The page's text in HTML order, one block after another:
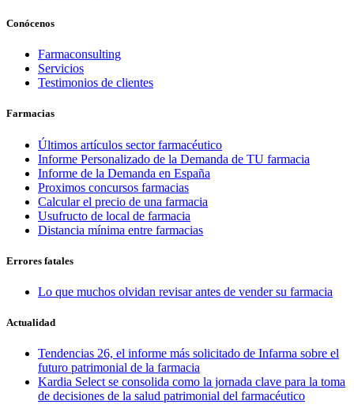
Conócenos
Farmaconsulting
Servicios
Testimonios de clientes
Farmacias
Últimos artículos sector farmacéutico
Informe Personalizado de la Demanda de TU farmacia
Informe de la Demanda en España
Proximos concursos farmacias
Calcular el precio de una farmacia
Usufructo de local de farmacia
Distancia mínima entre farmacias
Errores fatales
Lo que muchos olvidan revisar antes de vender su farmacia
Actualidad
Tendencias 26, el informe más solicitado de Infarma sobre el
futuro patrimonial de la farmacia
Kardia Select se consolida como la jornada clave para la toma
de decisiones de la salud patrimonial del farmacéutico